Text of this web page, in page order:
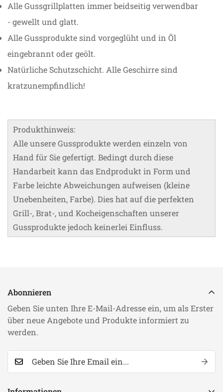
Alle Gussgrillplatten immer beidseitig verwendbar
- gewellt und glatt.
Alle Gussprodukte sind vorgeglüht und in Öl
eingebrannt oder geölt.
Natürliche Schutzschicht. Alle Geschirre sind
kratzunempfindlich!
Produkthinweis:
Alle unsere Gussprodukte werden einzeln von
Hand für Sie gefertigt. Bedingt durch diese
Handarbeit kann das Endprodukt in Form und
Farbe leichte Abweichungen aufweisen (kleine
Unebenheiten, Farbe). Dies hat auf die perfekten
Grill-, Brat-, und Kocheigenschaften unserer
Gussprodukte jedoch keinerlei Einfluss.
Abonnieren
Geben Sie unten Ihre E-Mail-Adresse ein, um als Erster
über neue Angebote und Produkte informiert zu
werden.